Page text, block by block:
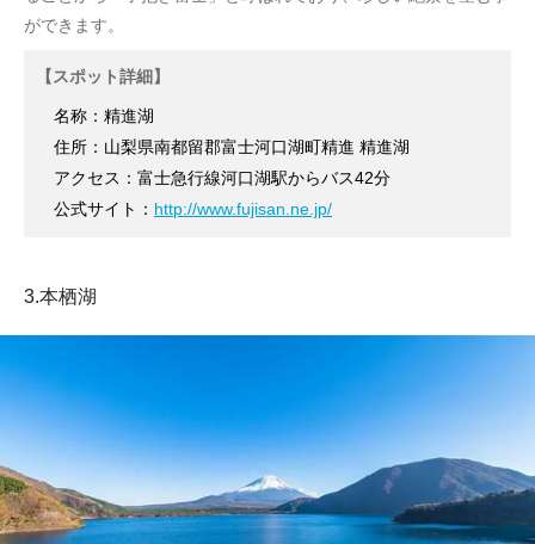
ができます。
【スポット詳細】
名称：精進湖
住所：山梨県南都留郡富士河口湖町精進 精進湖
アクセス：富士急行線河口湖駅からバス42分
公式サイト： http://www.fujisan.ne.jp/
3.本栖湖